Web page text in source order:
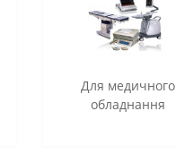
Для медичного
обладнання